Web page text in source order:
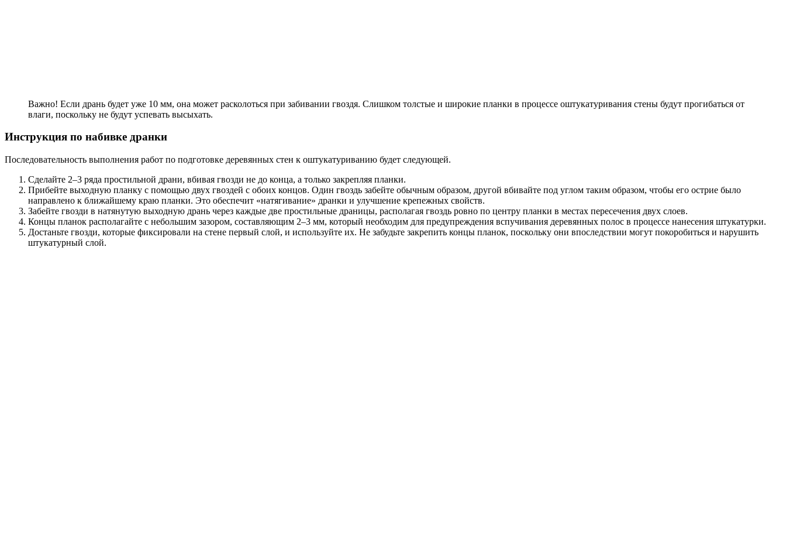
Важно! Если дрань будет уже 10 мм, она может расколоться при забивании гвоздя. Слишком толстые и широкие планки в процессе оштукатуривания стены будут прогибаться от
влаги, поскольку не будут успевать высыхать.
Инструкция по набивке дранки
Последовательность выполнения работ по подготовке деревянных стен к оштукатуриванию будет следующей.
Сделайте 2–3 ряда простильной драни, вбивая гвозди не до конца, а только закрепляя планки.
Прибейте выходную планку с помощью двух гвоздей с обоих концов. Один гвоздь забейте обычным образом, другой вбивайте под углом таким образом, чтобы его острие было
направлено к ближайшему краю планки. Это обеспечит «натягивание» дранки и улучшение крепежных свойств.
Забейте гвозди в натянутую выходную дрань через каждые две простильные драницы, располагая гвоздь ровно по центру планки в местах пересечения двух слоев.
Концы планок располагайте с небольшим зазором, составляющим 2–3 мм, который необходим для предупреждения вспучивания деревянных полос в процессе нанесения штукатурки.
Достаньте гвозди, которые фиксировали на стене первый слой, и используйте их. Не забудьте закрепить концы планок, поскольку они впоследствии могут покоробиться и нарушить
штукатурный слой.